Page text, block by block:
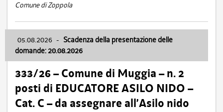
Comune di Zoppola
05.08.2026 - Scadenza della presentazione delle
domande: 20.08.2026
333/26 – Comune di Muggia – n. 2
posti di EDUCATORE ASILO NIDO –
Cat. C – da assegnare all’Asilo nido